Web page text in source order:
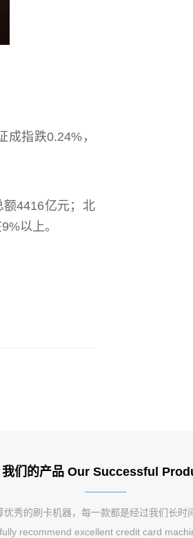
指跌0.24%，
4416亿元；北
以上。
我们的产品 Our Successful
优秀的刷卡机器，每一款都是经过我们长时
recommend excellent credit card